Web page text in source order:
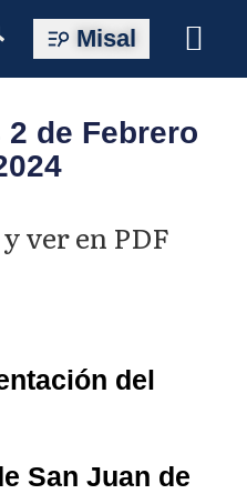
Misal
de Febrero
ver en PDF
del
San Juan de